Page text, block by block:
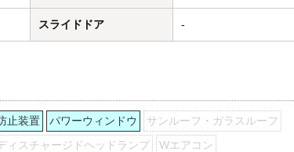
スライドドア -
止装置 パワーウィンドウ
サンルーフ・ガラスルーフ
ィスチャージドヘッドランプ
Wエアコン